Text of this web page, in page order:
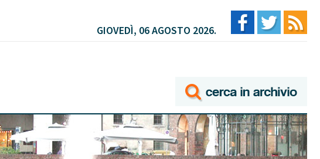
GIOVEDÌ, 06 AGOSTO 2026.